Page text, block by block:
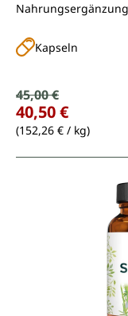
Kapseln
Verkaufspreis:
Regulärer Preis:
45,00 €
40,50 €
(152,26 € / kg)